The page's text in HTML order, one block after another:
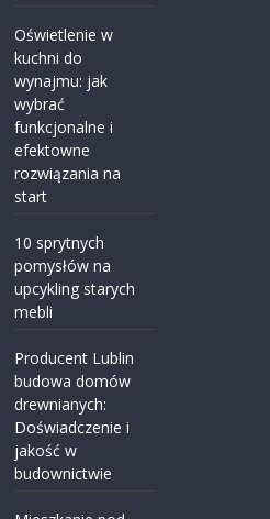
Oświetlenie w
kuchni do
wynajmu: jak
wybrać
funkcjonalne i
efektowne
rozwiązania na
start
10 sprytnych
pomysłów na
upcykling starych
mebli
Producent Lublin
budowa domów
drewnianych:
Doświadczenie i
jakość w
budownictwie